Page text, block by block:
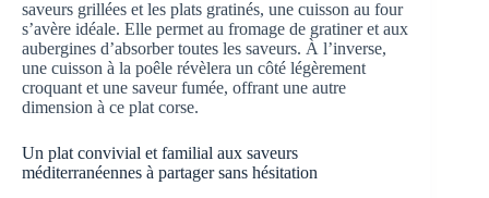
saveurs grillées et les plats gratinés, une cuisson au four
s’avère idéale. Elle permet au fromage de gratiner et aux
aubergines d’absorber toutes les saveurs. À l’inverse,
une cuisson à la poêle révèlera un côté légèrement
croquant et une saveur fumée, offrant une autre
dimension à ce plat corse.
Un plat convivial et familial aux saveurs
méditerranéennes à partager sans hésitation